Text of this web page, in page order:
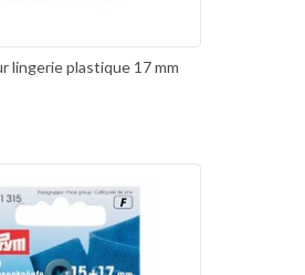
lingerie plastique 17 mm